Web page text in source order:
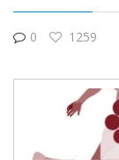
0 1259